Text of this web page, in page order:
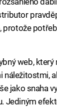
protože
web, který
náležitostmi,
jako snaha
Jediným